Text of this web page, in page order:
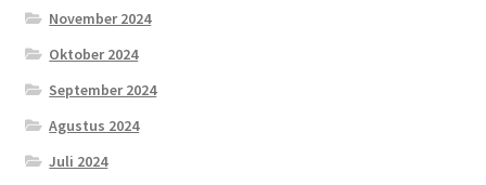
November 2024
Oktober 2024
September 2024
Agustus 2024
Juli 2024